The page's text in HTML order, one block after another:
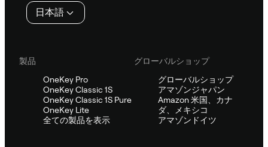
日本語
製品
OneKey Pro
OneKey Classic 1S
OneKey Classic 1S Pure
OneKey Lite
全ての製品を表示
グローバルショップ
グローバルショップ
アマゾンジャパン
Amazon 米国、カナ
ダ、メキシコ
アマゾンドイツ